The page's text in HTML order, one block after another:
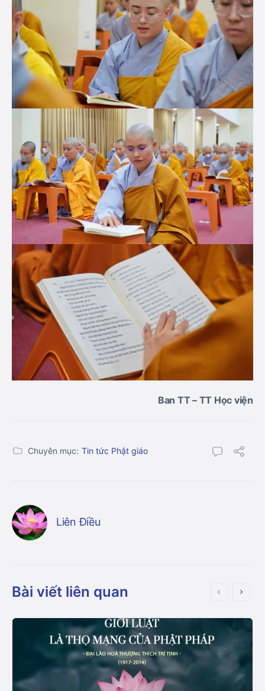
Ban TT – TT Học viện
Chuyên mục: Tin tức Phật giáo
Liên Điều
Bài viết liên quan